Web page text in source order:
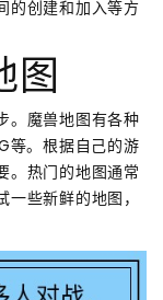
的创建和加入等方
图
。魔兽地图有各种
等。根据自己的游
。热门的地图通常
些新鲜的地图，